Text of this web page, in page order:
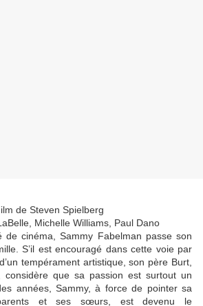
de Steven Spielberg
Michelle Williams, Paul Dano
de cinéma, Sammy Fabelman passe son
S’il est encouragé dans cette voie par
tempérament artistique, son père Burt,
considère que sa passion est surtout un
années, Sammy, à force de pointer sa
et ses sœurs, est devenu le